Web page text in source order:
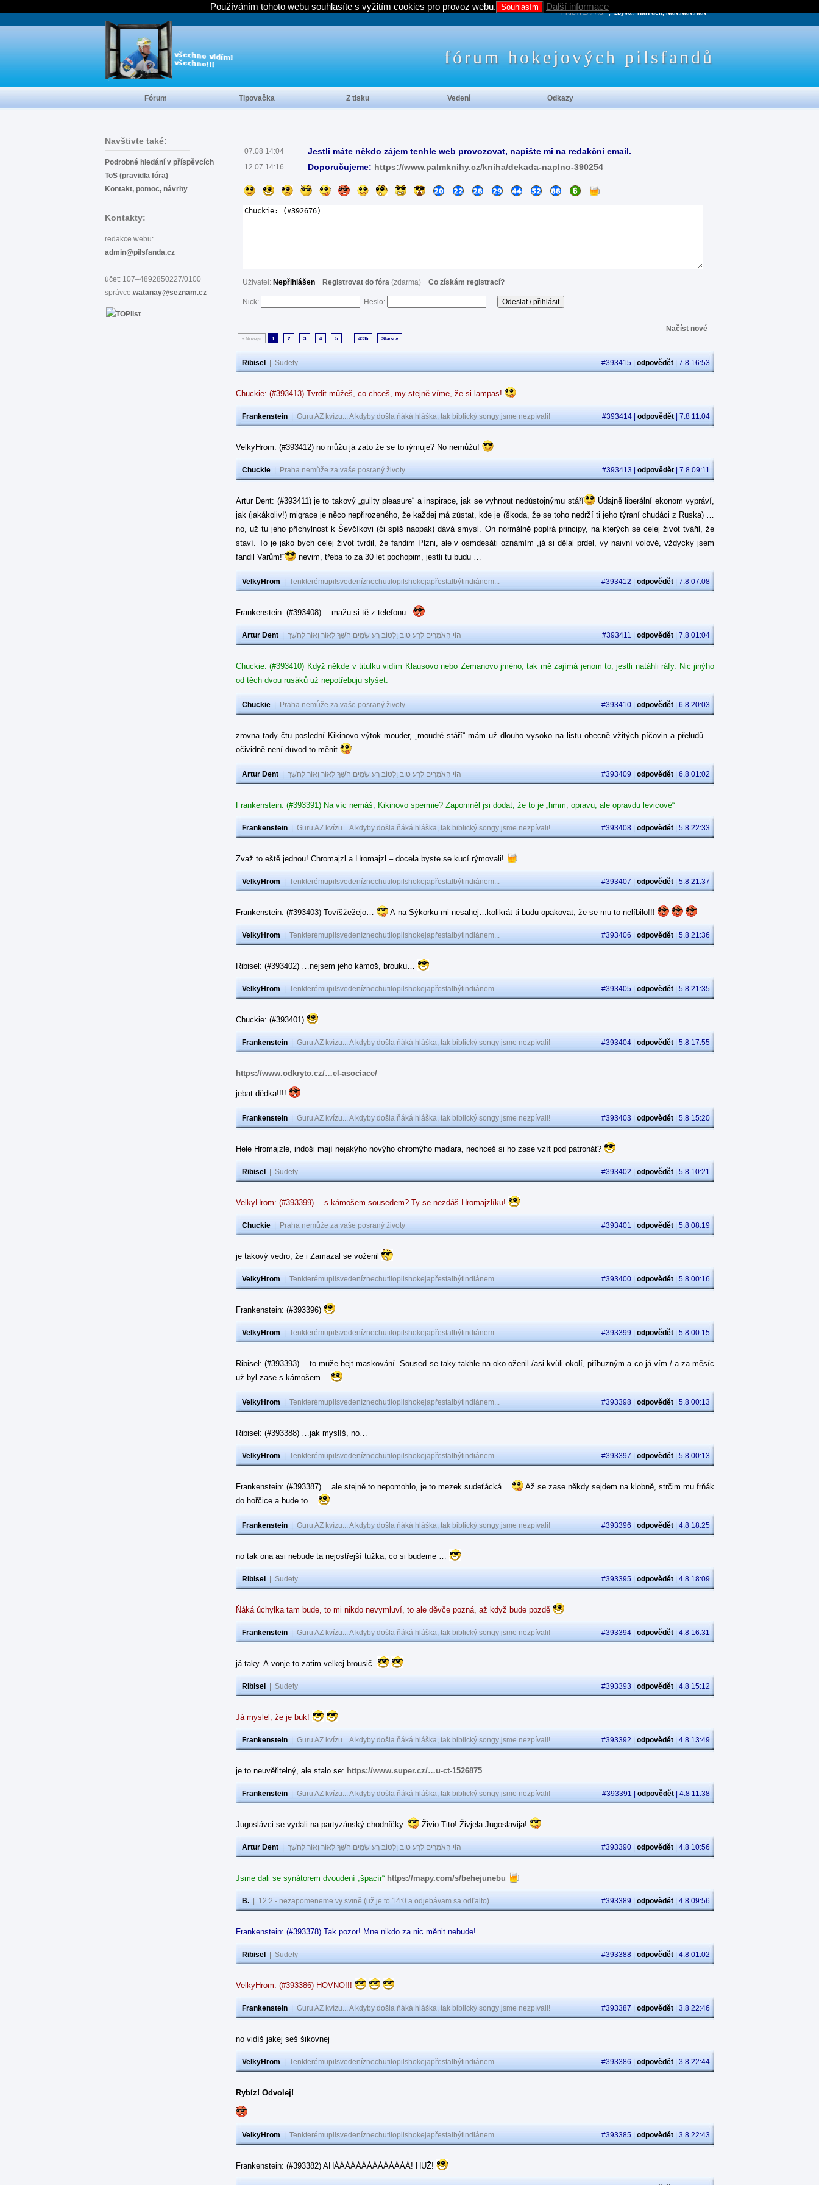
Navštivte také:
Podrobné hledání v příspěvcích
ToS (pravidla fóra)
Kontakt, pomoc, návrhy
Kontakty:
redakce webu:
admin@pilsfanda.cz
účet: 107–4892850227/0100
správce:watanay@seznam.cz
07.08 14:04 Jestli máte někdo zájem tenhle web provozovat, napište mi na redakční email.
12.07 14:16 Doporučujeme: https://www.palmknihy.cz/kniha/dekada-naplno-390254
Uživatel: Nepřihlášen Registrovat do fóra (zdarma) Co získám registrací?
Nick: Heslo:
Načíst nové
« Novější 1 2 3 4 5 ... 4336 Starší »
Ribisel Sudety #393415 | odpovědět | 7.8 16:53
Chuckie: (#393413) Tvrdit můžeš, co chceš, my stejně víme, že si lampas!
Frankenstein Guru AZ kvízu... A kdyby došla ňáká hláška, tak biblický songy jsme nezpívali! #393414 | odpovědět | 7.8 11:04
VelkyHrom: (#393412) no můžu já zato že se to rýmuje? No nemůžu!
Chuckie Praha nemůže za vaše posraný životy #393413 | odpovědět | 7.8 09:11
Artur Dent: (#393411) je to takový „guilty pleasure“ a inspirace, jak se vyhnout nedůstojnýmu stáří
Údajně liberální ekonom vypráví,
jak (jakákoliv!) migrace je něco nepřirozeného, že každej má zůstat, kde je (škoda, že se toho nedrží ti jeho týraní chudáci z Ruska) …
no, už tu jeho příchylnost k Ševčíkovi (či spíš naopak) dává smysl. On normálně popírá principy, na kterých se celej život tvářil, že
staví. To je jako bych celej život tvrdil, že fandim Plzni, ale v osmdesáti oznámím „já si dělal prdel, vy naivní volové, vždycky jsem
fandil Varům!“
nevim, třeba to za 30 let pochopim, jestli tu budu …
VelkyHrom Tenkterémupilsvedeníznechutilopilshokejapřestalbýtindiánem... #393412 | odpovědět | 7.8 07:08
Frankenstein: (#393408) …mažu si tě z telefonu..
Artur Dent הוֹי הָאֹמְרִים לָרַע טוֹב וְלַטּוֹב רָע שָׂמִים חֹשֶׁךְ לְאוֹר וְאוֹר לְחֹשֶׁךְ #393411 | odpovědět | 7.8 01:04
Chuckie: (#393410) Když někde v titulku vidím Klausovo nebo Zemanovo jméno, tak mě zajímá jenom to, jestli natáhli ráfy. Nic jinýho
od těch dvou rusáků už nepotřebuju slyšet.
Chuckie Praha nemůže za vaše posraný životy #393410 | odpovědět | 6.8 20:03
zrovna tady čtu poslední Kikinovo výtok mouder, „moudré stáří“ mám už dlouho vysoko na listu obecně vžitých píčovin a přeludů …
očividně není důvod to měnit
Artur Dent הוֹי הָאֹמְרִים לָרַע טוֹב וְלַטּוֹב רָע שָׂמִים חֹשֶׁךְ לְאוֹר וְאוֹר לְחֹשֶׁךְ #393409 | odpovědět | 6.8 01:02
Frankenstein: (#393391) Na víc nemáš, Kikinovo spermie? Zapomněl jsi dodat, že to je „hmm, opravu, ale opravdu levicové“
Frankenstein Guru AZ kvízu... A kdyby došla ňáká hláška, tak biblický songy jsme nezpívali! #393408 | odpovědět | 5.8 22:33
Zvaž to eště jednou! Chromajzl a Hromajzl – docela byste se kucí rýmovali!
VelkyHrom Tenkterémupilsvedeníznechutilopilshokejapřestalbýtindiánem... #393407 | odpovědět | 5.8 21:37
Frankenstein: (#393403) Tovíšžežejo… A na Sýkorku mi nesahej…kolikrát ti budu opakovat, že se mu to nelíbilo!!!
VelkyHrom Tenkterémupilsvedeníznechutilopilshokejapřestalbýtindiánem... #393406 | odpovědět | 5.8 21:36
Ribisel: (#393402) …nejsem jeho kámoš, brouku…
VelkyHrom Tenkterémupilsvedeníznechutilopilshokejapřestalbýtindiánem... #393405 | odpovědět | 5.8 21:35
Chuckie: (#393401)
Frankenstein Guru AZ kvízu... A kdyby došla ňáká hláška, tak biblický songy jsme nezpívali! #393404 | odpovědět | 5.8 17:55
https://www.odkryto.cz/…el-asociace/
jebat dědka!!!!
Frankenstein Guru AZ kvízu... A kdyby došla ňáká hláška, tak biblický songy jsme nezpívali! #393403 | odpovědět | 5.8 15:20
Hele Hromajzle, indoši mají nejakýho novýho chromýho maďara, nechceš si ho zase vzít pod patronát?
Ribisel Sudety #393402 | odpovědět | 5.8 10:21
VelkyHrom: (#393399) …s kámošem sousedem? Ty se nezdáš Hromajzlíku!
Chuckie Praha nemůže za vaše posraný životy #393401 | odpovědět | 5.8 08:19
je takový vedro, že i Zamazal se voženil
VelkyHrom Tenkterémupilsvedeníznechutilopilshokejapřestalbýtindiánem... #393400 | odpovědět | 5.8 00:16
Frankenstein: (#393396)
VelkyHrom Tenkterémupilsvedeníznechutilopilshokejapřestalbýtindiánem... #393399 | odpovědět | 5.8 00:15
Ribisel: (#393393) …to může bejt maskování. Soused se taky takhle na oko oženil /asi kvůli okolí, příbuzným a co já vím / a za měsíc
už byl zase s kámošem…
VelkyHrom Tenkterémupilsvedeníznechutilopilshokejapřestalbýtindiánem... #393398 | odpovědět | 5.8 00:13
Ribisel: (#393388) …jak myslíš, no…
VelkyHrom Tenkterémupilsvedeníznechutilopilshokejapřestalbýtindiánem... #393397 | odpovědět | 5.8 00:13
Frankenstein: (#393387) …ale stejně to nepomohlo, je to mezek sudeťácká…
Až se zase někdy sejdem na klobně, strčim mu frňák
do hořčice a bude to…
Frankenstein Guru AZ kvízu... A kdyby došla ňáká hláška, tak biblický songy jsme nezpívali! #393396 | odpovědět | 4.8 18:25
no tak ona asi nebude ta nejostřejší tužka, co si budeme …
Ribisel Sudety #393395 | odpovědět | 4.8 18:09
Ňáká úchylka tam bude, to mi nikdo nevymluví, to ale děvče pozná, až když bude pozdě
Frankenstein Guru AZ kvízu... A kdyby došla ňáká hláška, tak biblický songy jsme nezpívali! #393394 | odpovědět | 4.8 16:31
já taky. A vonje to zatim velkej brousič.
Ribisel Sudety #393393 | odpovědět | 4.8 15:12
Já myslel, že je buk!
Frankenstein Guru AZ kvízu... A kdyby došla ňáká hláška, tak biblický songy jsme nezpívali! #393392 | odpovědět | 4.8 13:49
je to neuvěřitelný, ale stalo se: https://www.super.cz/…u-ct-1526875
Frankenstein Guru AZ kvízu... A kdyby došla ňáká hláška, tak biblický songy jsme nezpívali! #393391 | odpovědět | 4.8 11:38
Jugoslávci se vydali na partyzánský chodníčky. Živio Tito! Živjela Jugoslavija!
Artur Dent הוֹי הָאֹמְרִים לָרַע טוֹב וְלַטּוֹב רָע שָׂמִים חֹשֶׁךְ לְאוֹר וְאוֹר לְחֹשֶׁךְ #393390 | odpovědět | 4.8 10:56
Jsme dali se synátorem dvoudení „špacír“ https://mapy.com/s/behejunebu
B. 12:2 - nezapomeneme vy svině (už je to 14:0 a odjebávam sa odťalto) #393389 | odpovědět | 4.8 09:56
Frankenstein: (#393378) Tak pozor! Mne nikdo za nic měnit nebude!
Ribisel Sudety #393388 | odpovědět | 4.8 01:02
VelkyHrom: (#393386) HOVNO!!!
Frankenstein Guru AZ kvízu... A kdyby došla ňáká hláška, tak biblický songy jsme nezpívali! #393387 | odpovědět | 3.8 22:46
no vidíš jakej seš šikovnej
VelkyHrom Tenkterémupilsvedeníznechutilopilshokejapřestalbýtindiánem... #393386 | odpovědět | 3.8 22:44
Rybíz! Odvolej!
VelkyHrom Tenkterémupilsvedeníznechutilopilshokejapřestalbýtindiánem... #393385 | odpovědět | 3.8 22:43
Frankenstein: (#393382) AHÁÁÁÁÁÁÁÁÁÁÁÁÁÁ! HUŽ!
PRÍŠTÍ ZÁPAS:, zbývá:NaN den, NaN:NaN:NaN
fórum hokejových pilsfandů
Fórum Tipovačka Z tisku Vedení Odkazy
Používáním tohoto webu souhlasíte s vyžitím cookies pro provoz webu. Souhlasím Další informace